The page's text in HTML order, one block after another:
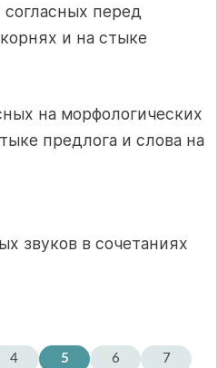
перед
и на стыке
на морфологических
предлога и слова на
звуков в сочетаниях
4 5 6
7